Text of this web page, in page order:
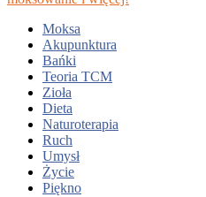
Moksa
Akupunktura
Bańki
Teoria TCM
Zioła
Dieta
Naturoterapia
Ruch
Umysł
Życie
Piękno